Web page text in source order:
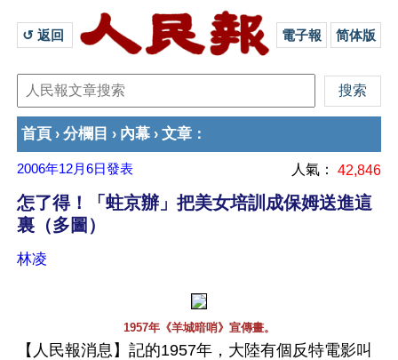
↺ 返回 電子報 简体版
首頁 › 分欄目 › 內幕 › 文章 ：
2006年12月6日發表 人氣： 42,846
怎了得！「蛀京辦」把美女培訓成保姆送進這
裏（多圖）
林凌
1957年《羊城暗哨》宣傳畫。
【人民報消息】記的1957年，大陸有個反特電影叫